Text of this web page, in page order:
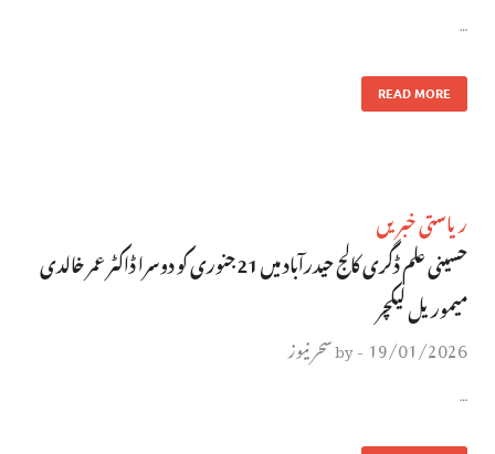
…
READ MORE
ریاستی خبریں
حسینی علم ڈگری کالج حیدرآباد میں 21 جنوری کو دوسرا ڈاکٹر عمر خالدی
ميموریل لیکچر
19/01/2026
-
byسحر نیوز
…